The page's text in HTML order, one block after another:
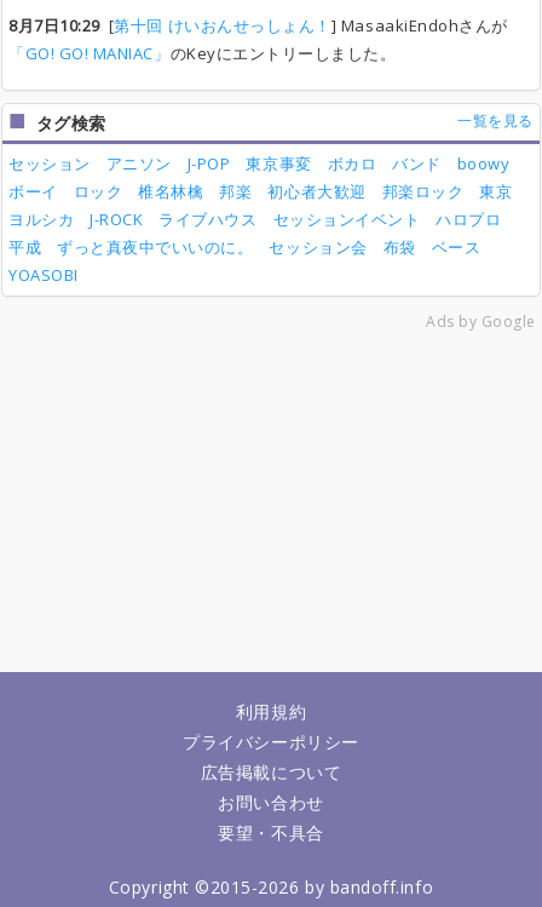
8月7日10:29[第十回 けいおんせっしょん！ ] MasaakiEndohさんが
「GO! GO! MANIAC」 のKeyにエントリーしました。
タグ検索 一覧を見る
セッション アニソン J-POP 東京事変 ボカロ バンド
boowy
ボーイ
ロック 椎名林檎 邦楽 初心者大歓迎 邦楽ロック
東京
ヨルシカ
J-ROCK ライブハウス セッションイベント
ハロプロ
平成
ずっと真夜中でいいのに。 セッション会 布袋
ベース
YOASOBI
Ads by Google
利用規約
プライバシーポリシー
広告掲載について
お問い合わせ
要望・不具合
Copyright ©2015-2026 by bandoff.info